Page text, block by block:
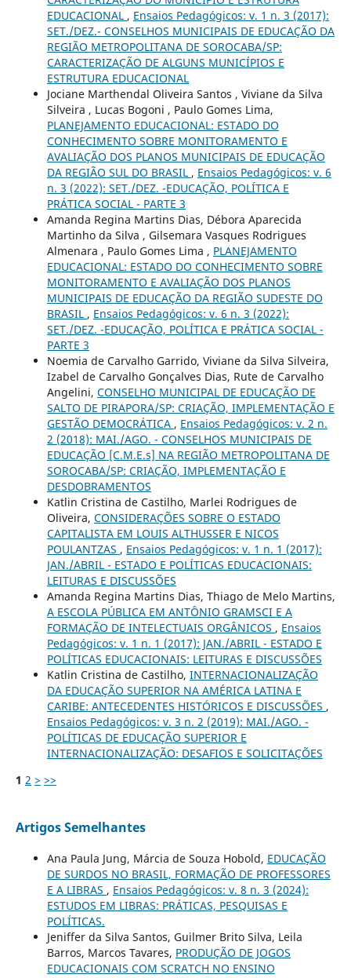
EDUCACIONAL , Ensaios Pedagógicos: v. 1 n. 3 (2017):
SET./DEZ.- CONSELHOS MUNICIPAIS DE EDUCAÇÃO DA
REGIÃO METROPOLITANA DE SOROCABA/SP:
CARACTERIZAÇÃO DE ALGUNS MUNICÍPIOS E
ESTRUTURA EDUCACIONAL
Jociane Marthendal Oliveira Santos , Viviane da Silva
Silveira , Lucas Bogoni , Paulo Gomes Lima,
PLANEJAMENTO EDUCACIONAL: ESTADO DO
CONHECIMENTO SOBRE MONITORAMENTO E
AVALIAÇÃO DOS PLANOS MUNICIPAIS DE EDUCAÇÃO
DA REGIÃO SUL DO BRASIL , Ensaios Pedagógicos: v. 6
n. 3 (2022): SET./DEZ. -EDUCAÇÃO, POLÍTICA E
PRÁTICA SOCIAL - PARTE 3
Amanda Regina Martins Dias, Débora Aparecida
Martinho da Silva , Gilsemara Vasques Rodrigues
Almenara , Paulo Gomes Lima , PLANEJAMENTO
EDUCACIONAL: ESTADO DO CONHECIMENTO SOBRE
MONITORAMENTO E AVALIAÇÃO DOS PLANOS
MUNICIPAIS DE EDUCAÇÃO DA REGIÃO SUDESTE DO
BRASIL , Ensaios Pedagógicos: v. 6 n. 3 (2022):
SET./DEZ. -EDUCAÇÃO, POLÍTICA E PRÁTICA SOCIAL -
PARTE 3
Noemia de Carvalho Garrido, Viviane da Silva Silveira,
Izabel de Carvalho Gonçalves Dias, Rute de Carvalho
Angelini, CONSELHO MUNICIPAL DE EDUCAÇÃO DE
SALTO DE PIRAPORA/SP: CRIAÇÃO, IMPLEMENTAÇÃO E
GESTÃO DEMOCRÁTICA , Ensaios Pedagógicos: v. 2 n.
2 (2018): MAI./AGO. - CONSELHOS MUNICIPAIS DE
EDUCAÇÃO [C.M.E.s] NA REGIÃO METROPOLITANA DE
SOROCABA/SP: CRIAÇÃO, IMPLEMENTAÇÃO E
DESDOBRAMENTOS
Katlin Cristina de Castilho, Marlei Rodrigues de
Oliveira, CONSIDERAÇÕES SOBRE O ESTADO
CAPITALISTA EM LOUIS ALTHUSSER E NICOS
POULANTZAS , Ensaios Pedagógicos: v. 1 n. 1 (2017):
JAN./ABRIL - ESTADO E POLÍTICAS EDUCACIONAIS:
LEITURAS E DISCUSSÕES
Amanda Regina Martins Dias, Thiago de Melo Martins,
A ESCOLA PÚBLICA EM ANTÔNIO GRAMSCI E A
FORMAÇÃO DE INTELECTUAIS ORGÂNICOS , Ensaios
Pedagógicos: v. 1 n. 1 (2017): JAN./ABRIL - ESTADO E
POLÍTICAS EDUCACIONAIS: LEITURAS E DISCUSSÕES
Katlin Cristina de Castilho, INTERNACIONALIZAÇÃO
DA EDUCAÇÃO SUPERIOR NA AMÉRICA LATINA E
CARIBE: ANTECEDENTES HISTÓRICOS E DISCUSSÕES ,
Ensaios Pedagógicos: v. 3 n. 2 (2019): MAI./AGO. -
POLÍTICAS DE EDUCAÇÃO SUPERIOR E
INTERNACIONALIZAÇÃO: DESAFIOS E SOLICITAÇÕES
1 2 > >>
Artigos Semelhantes
Ana Paula Jung, Márcia de Souza Hobold, EDUCAÇÃO
DE SURDOS NO BRASIL, FORMAÇÃO DE PROFESSORES
E A LIBRAS , Ensaios Pedagógicos: v. 8 n. 3 (2024):
ESTUDOS EM LIBRAS: PRÁTICAS, PESQUISAS E
POLÍTICAS.
Jeniffer da Silva Santos, Guilmer Brito Silva, Leila
Barros, Marcos Tavares, PRODUÇÃO DE JOGOS
EDUCACIONAIS COM SCRATCH NO ENSINO